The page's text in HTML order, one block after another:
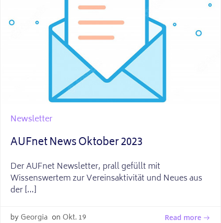
Newsletter
AUFnet News Oktober 2023
Der AUFnet Newsletter, prall gefüllt mit
Wissenswertem zur Vereinsaktivität und Neues aus
der […]
byGeorgia on Okt. 19 Read more